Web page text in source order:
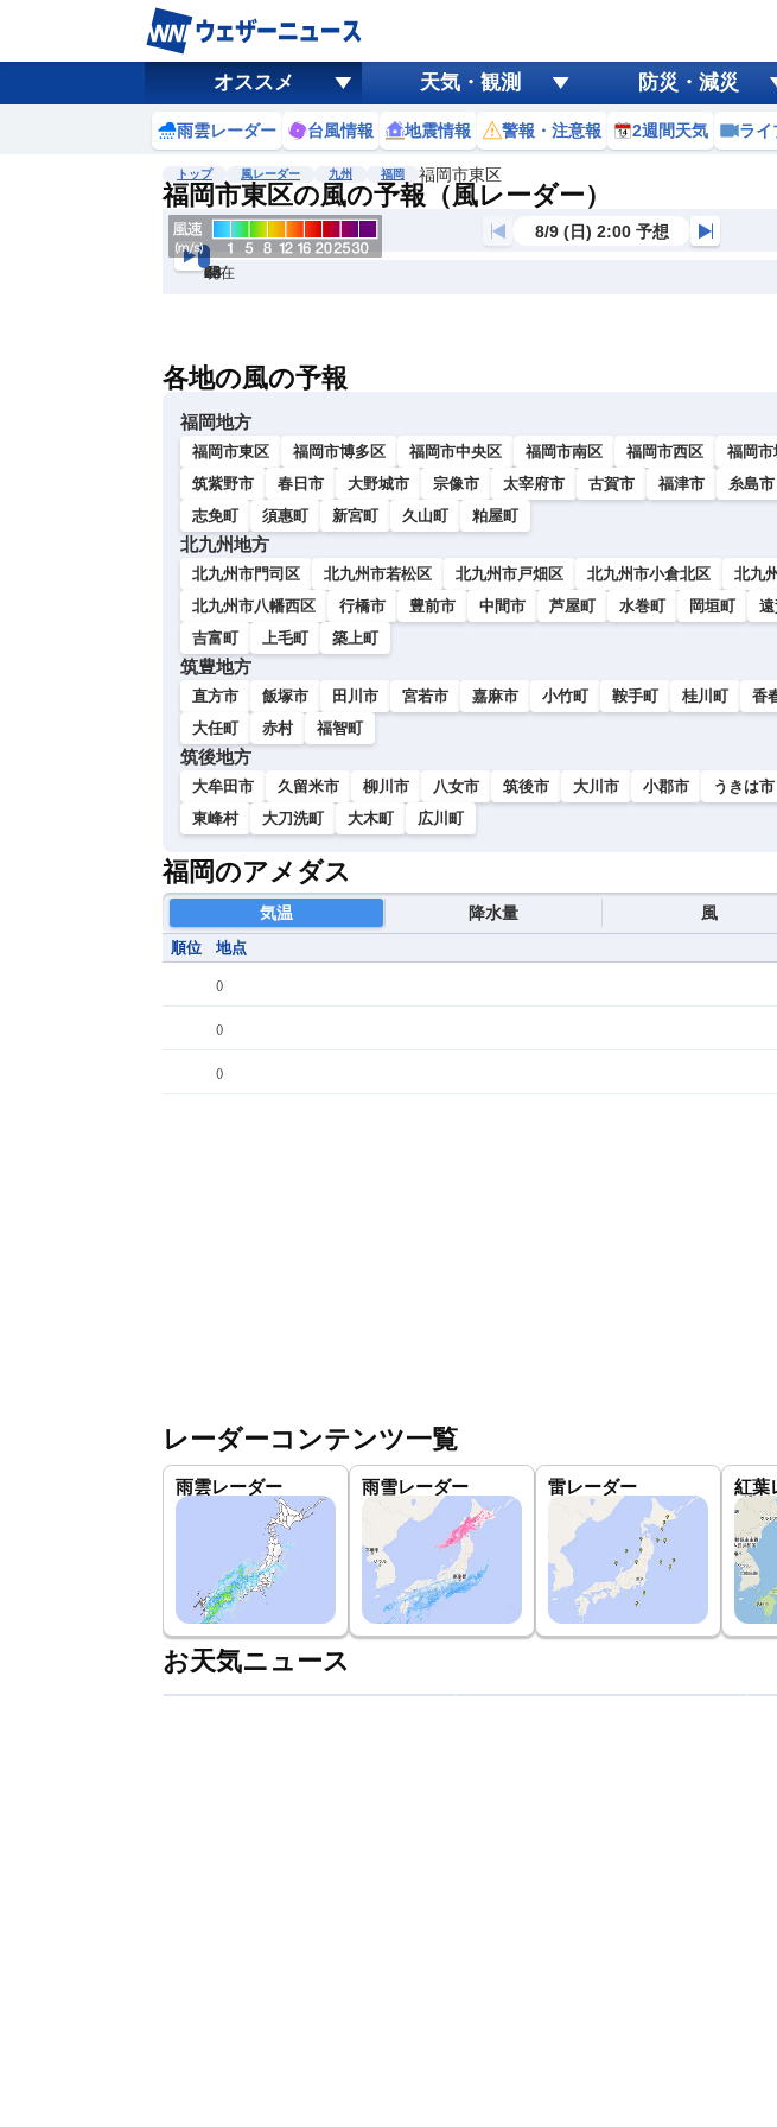
オススメ 天気・観測 防災・減災
雨雲レーダー 台風情報 地震情報 警報・注意報 2週間天気 ライ
トップ 風レーダー 九州 福岡 福岡市東区
福岡市東区の風の予報（風レーダー）
8/9 (日) 2:00 予想
現在
6h
12
24
36
48
60
72
各地の風の予報
福岡地方
福岡市東区 福岡市博多区 福岡市中央区 福岡市南区 福岡市西区 福岡市
筑紫野市
春日市 大野城市 宗像市 太宰府市 古賀市 福津市 糸島市
志免町
須惠町 新宮町 久山町 粕屋町
北九州地方
北九州市門司区 北九州市若松区 北九州市戸畑区 北九州市小倉北区 北九
北九州市八幡西区
行橋市 豊前市 中間市 芦屋町 水巻町 岡垣町
吉富町
上毛町 築上町
筑豊地方
直方市 飯塚市 田川市 宮若市 嘉麻市 小竹町 鞍手町 桂川町 香
大任町
赤村 福智町
筑後地方
大牟田市 久留米市 柳川市 八女市 筑後市 大川市 小郡市 うきは市
東峰村
大刀洗町 大木町 広川町
福岡のアメダス
気温 降水量 風
順位 地点
()
()
()
レーダーコンテンツ一覧
雨雲レーダー 雨雪レーダー 雷レーダー 紅葉
お天気ニュース